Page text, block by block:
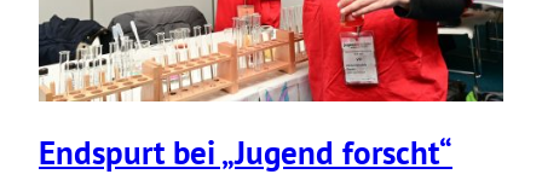
Endspurt bei „Jugend forscht“